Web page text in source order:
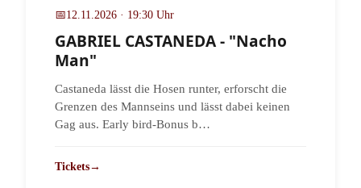
📅12.11.2026 · 19:30 Uhr
GABRIEL CASTANEDA - "Nacho
Man"
Castaneda lässt die Hosen runter, erforscht die
Grenzen des Mannseins und lässt dabei keinen
Gag aus. Early bird-Bonus b…
Tickets→